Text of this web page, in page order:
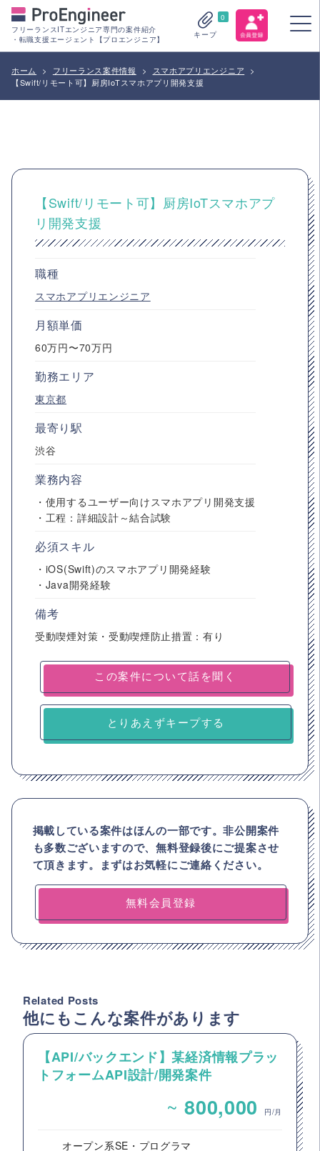
フリーランスITエンジニア専門の案件紹介
・転職支援エージェント【プロエンジニア】
0
キープ
ホーム > フリーランス案件情報 > スマホアプリエンジニア
>
【Swift/リモート可】厨房IoTスマホアプリ開発支援
【Swift/リモート可】厨房IoTスマホアプ
リ開発支援
職種
スマホアプリエンジニア
月額単価
60万円〜70万円
勤務エリア
東京都
最寄り駅
渋谷
業務内容
・使用するユーザー向けスマホアプリ開発支援
・工程：詳細設計～結合試験
必須スキル
・iOS(Swift)のスマホアプリ開発経験
・Java開発経験
備考
受動喫煙対策・受動喫煙防止措置：有り
とりあえずキープする
掲載している案件はほんの一部です。非公開案件
も多数ございますので、無料登録後にご提案させ
て頂きます。まずはお気軽にご連絡ください。
無料会員登録
Related Posts
他にもこんな案件があります
【API/バックエンド】某経済情報プラッ
トフォームAPI設計/開発案件
~ 800,000 円/月
オープン系SE・プログラマ